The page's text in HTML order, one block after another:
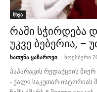
სხვა
რაში სჭირდება
უკვე ბებერია, –
ხათუნა ყაზაროვი - ნოემბერი
პაპარაცის რედაქციის
- ქალი საკუთარ ისტორიას